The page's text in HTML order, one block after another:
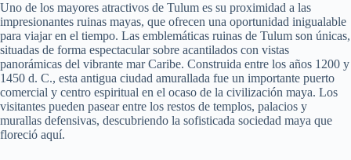
Uno de los mayores atractivos de Tulum es su proximidad a las
impresionantes ruinas mayas, que ofrecen una oportunidad inigualable
para viajar en el tiempo. Las emblemáticas ruinas de Tulum son únicas,
situadas de forma espectacular sobre acantilados con vistas
panorámicas del vibrante mar Caribe. Construida entre los años 1200 y
1450 d. C., esta antigua ciudad amurallada fue un importante puerto
comercial y centro espiritual en el ocaso de la civilización maya. Los
visitantes pueden pasear entre los restos de templos, palacios y
murallas defensivas, descubriendo la sofisticada sociedad maya que
floreció aquí.